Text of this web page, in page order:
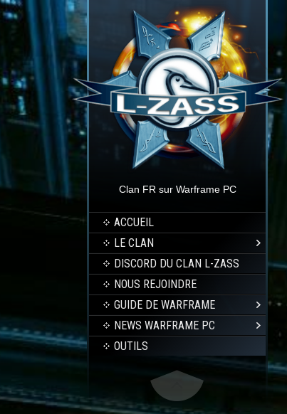
Clan FR sur Warframe PC
ACCUEIL
LE CLAN
DISCORD DU CLAN L-ZASS
NOUS REJOINDRE
GUIDE DE WARFRAME
NEWS WARFRAME PC
OUTILS